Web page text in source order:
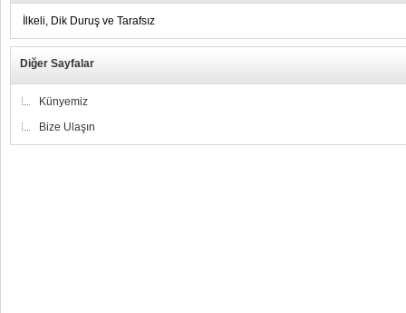
İlkeli, Dik Duruş ve Tarafsız
Diğer Sayfalar
Künyemiz
Bize Ulaşın